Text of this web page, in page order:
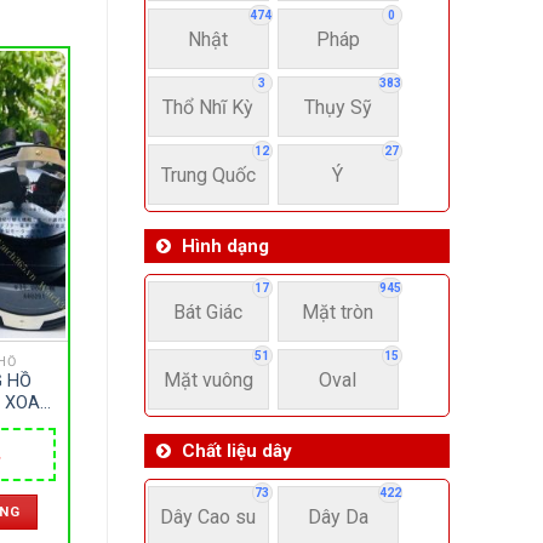
474
Nhật
0
Pháp
3
Thổ Nhĩ Kỳ
383
Thụy Sỹ
12
Trung Quốc
27
Ý
Hình dạng
17
Bát Giác
945
Mặt tròn
51
Mặt vuông
15
Oval
Chất liệu dây
73
Dây Cao su
422
Dây Da
HỒ
CAO
₫.